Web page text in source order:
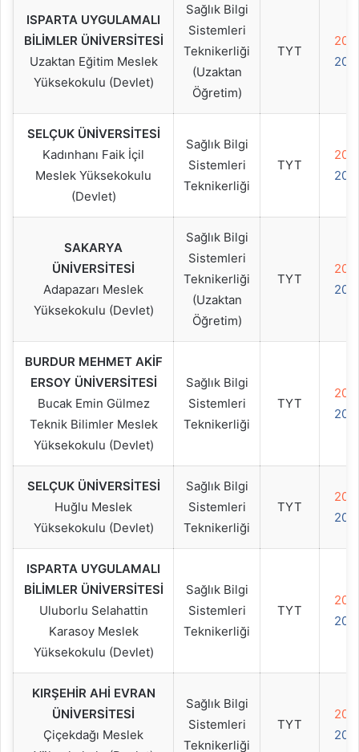
ISPARTA UYGULAMALI
BİLİMLER ÜNİVERSİTESİ
Uzaktan Eğitim Meslek
Yüksekokulu (Devlet)
Sağlık Bilgi
Sistemleri
Teknikerliği
(Uzaktan
Öğretim)
TYT
SELÇUK ÜNİVERSİTESİ
Kadınhanı Faik İçil
Meslek Yüksekokulu
(Devlet)
Sağlık Bilgi
Sistemleri
Teknikerliği
TYT
SAKARYA
ÜNİVERSİTESİ
Adapazarı Meslek
Yüksekokulu (Devlet)
Sağlık Bilgi
Sistemleri
Teknikerliği
(Uzaktan
Öğretim)
TYT
BURDUR MEHMET AKİF
ERSOY ÜNİVERSİTESİ
Bucak Emin Gülmez
Teknik Bilimler Meslek
Yüksekokulu (Devlet)
Sağlık Bilgi
Sistemleri
Teknikerliği
TYT
SELÇUK ÜNİVERSİTESİ
Huğlu Meslek
Yüksekokulu (Devlet)
Sağlık Bilgi
Sistemleri
Teknikerliği
TYT
ISPARTA UYGULAMALI
BİLİMLER ÜNİVERSİTESİ
Uluborlu Selahattin
Karasoy Meslek
Yüksekokulu (Devlet)
Sağlık Bilgi
Sistemleri
Teknikerliği
TYT
KIRŞEHİR AHİ EVRAN
ÜNİVERSİTESİ
Çiçekdağı Meslek
Sağlık Bilgi
Sistemleri
Teknikerliği
TYT